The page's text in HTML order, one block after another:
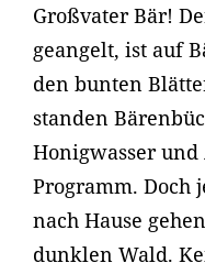
Großvater Bär!
geangelt, ist auf
den bunten
standen
Honigwasser
Programm. Doch
nach Hause
dunklen Wald.